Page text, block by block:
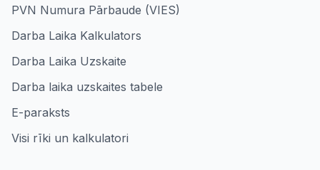
PVN Numura Pārbaude (VIES)
Darba Laika Kalkulators
Darba Laika Uzskaite
Darba laika uzskaites tabele
E-paraksts
Visi rīki un kalkulatori